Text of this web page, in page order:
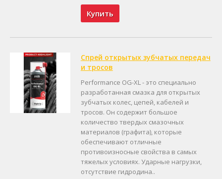
Купить
Спрей открытых зубчатых передач
и тросов
Performance OG-XL - это специально
разработанная смазка для открытых
зубчатых колес, цепей, кабелей и
тросов. Он содержит большое
количество твердых смазочных
материалов (графита), которые
обеспечивают отличные
противоизносные свойства в самых
тяжелых условиях. Ударные нагрузки,
отсутствие гидродина..